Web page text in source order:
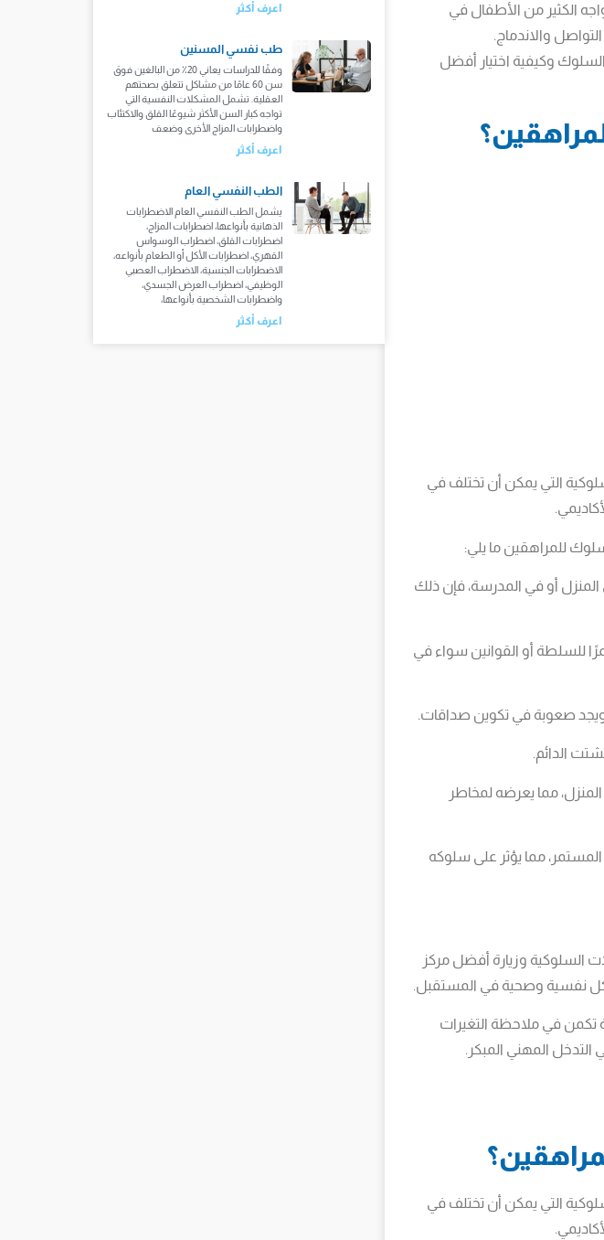
الكثير من الأطفال في
والاندماج.
وكيفية اختيار أفضل
التي يمكن أن تختلف في
للمراهقين ما يلي:
أو في المدرسة، فإن ذلك
للسلطة أو القوانين سواء في
ويجد صعوبة في تكوين صداقات.
الدائم.
مما يعرضه لمخاطر
مما يؤثر على سلوكه
السلوكية وزيارة أفضل مركز
نفسية وصحية في المستقبل.
تكمن في ملاحظة التغيرات
المهني المبكر.
التي يمكن أن تختلف في
اعرف أكثر
طب نفسي المسنين
وفقًا للدراسات يعاني 20٪ من البالغين فوق
سن 60 عامًا من مشاكل تتعلق بصحتهم
العقلية. تشمل المشكلات النفسية التي
تواجه كبار السن الأكثر شيوعًا القلق والاكتئاب
واضطرابات المزاج الأخرى وضعف
اعرف أكثر
الطب النفسي العام
يشمل الطب النفسي العام الاضطرابات
الذهانية بأنواعها، اضطرابات المزاج،
اضطرابات القلق، اضطراب الوسواس
القهري، اضطرابات الأكل أو الطعام بأنواعه،
الاضطرابات الجنسية، الاضطراب العصبي
الوظيفي، اضطراب العرض الجسدي،
واضطرابات الشخصية بأنواعها،
اعرف أكثر